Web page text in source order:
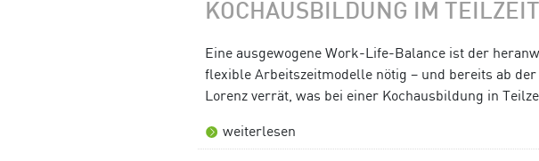
KOCHAUSBILDUNG IM
Eine ausgewogene Work-Life-Balance ist der
flexible Arbeitszeitmodelle nötig – und bereits ab
Lorenz verrät, was bei einer Kochausbildung in
weiterlesen